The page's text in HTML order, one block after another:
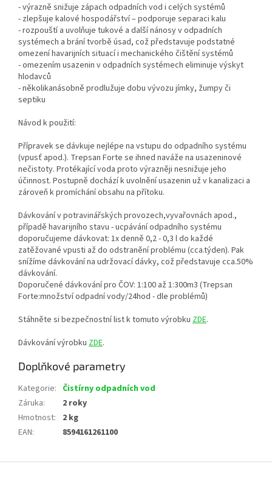
- výrazně snižuje zápach odpadních vod i celých systémů
- zlepšuje kalové hospodářství – podporuje separaci kalu
- rozpouští a uvolňuje tukové a další nánosy v odpadních
systémech a brání tvorbě úsad, což představuje podstatné
omezení havarijních situací i mechanického čištění systémů
- omezením usazenin v odpadních systémech eliminuje výskyt
hlodavců
- několikanásobně prodlužuje dobu vývozu jímky, žumpy či
septiku
Návod k použití:
Přípravek se dávkuje nejlépe na vstupu do odpadního systému
(vpusť apod.). Trepsan Forte se ihned naváže na usazeninové
nečistoty. Protékající voda proto výrazněji nesnižuje jeho
účinnost. Postupně dochází k uvolnění usazenin už v kanalizaci a
zároveň k promíchání obsahu na přítoku.
Dávkování v potravinářských provozech,vyvařovnách apod.,
případě havarijního stavu - ucpávání odpadního systému
doporučujeme dávkovat: 1x denně 0,2 - 0,3 l do každé
zatěžované vpusti až do odstranění problému (cca.týden). Pak
snížíme dávkování na udržovací dávky, což představuje cca.50%
dávkování.
Doporučené dávkování pro ČOV: 1:100 až 1:300m3 (Trepsan
Forte:množství odpadní vody/24hod - dle problémů)
Stáhněte si bezpečnostní list k tomuto výrobku ZDE.
Dávkování výrobku ZDE.
Doplňkové parametry
Kategorie: Čistírny odpadních vod
Záruka:
2 roky
Hmotnost:
2 kg
EAN: 8594161261100